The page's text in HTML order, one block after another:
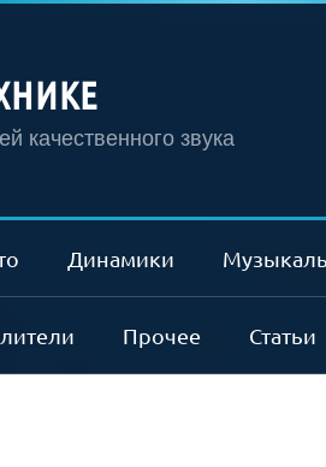
качественного звука
Динамики
Прочее Статьи